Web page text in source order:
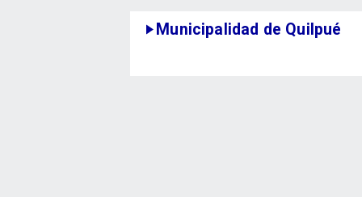
Municipalidad de Quilpué